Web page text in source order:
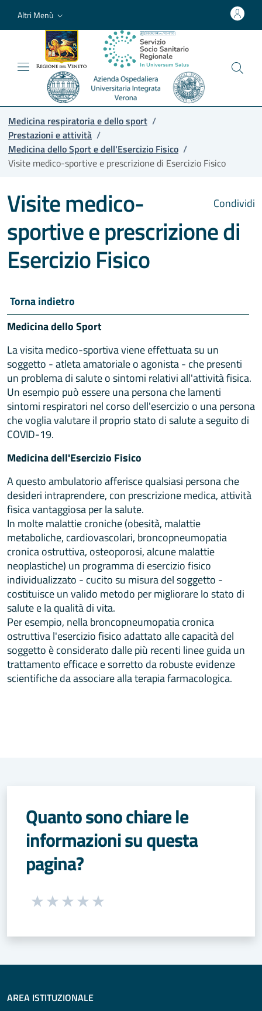
Altri Menù
Medicina respiratoria e dello sport /
Prestazioni e attività /
Medicina dello Sport e dell'Esercizio Fisico /
Visite medico-sportive e prescrizione di Esercizio Fisico
Condividi
Visite medico-
sportive e prescrizione di
Esercizio Fisico
Torna indietro
Medicina dello Sport
La visita medico-sportiva viene effettuata su un
soggetto - atleta amatoriale o agonista - che presenti
un problema di salute o sintomi relativi all'attività fisica.
Un esempio può essere una persona che lamenti
sintomi respiratori nel corso dell'esercizio o una persona
che voglia valutare il proprio stato di salute a seguito di
COVID-19.
Medicina dell'Esercizio Fisico
A questo ambulatorio afferisce qualsiasi persona che
desideri intraprendere, con prescrizione medica, attività
fisica vantaggiosa per la salute.
In molte malattie croniche (obesità, malattie
metaboliche, cardiovascolari, broncopneumopatia
cronica ostruttiva, osteoporosi, alcune malattie
neoplastiche) un programma di esercizio fisico
individualizzato - cucito su misura del soggetto -
costituisce un valido metodo per migliorare lo stato di
salute e la qualità di vita.
Per esempio, nella broncopneumopatia cronica
ostruttiva l'esercizio fisico adattato alle capacità del
soggetto è considerato dalle più recenti linee guida un
trattamento efficace e sorretto da robuste evidenze
scientifiche da associare alla terapia farmacologica.
Quanto sono chiare le
informazioni su questa
pagina?
Seleziona una valutazione da 1 a 5 stelle
AREA ISTITUZIONALE